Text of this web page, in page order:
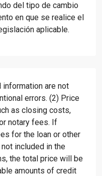
del tipo de cambio
en que se realice el
aplicable.
information are not
errors. (2) Price
as closing costs,
notary fees. If
for the loan or other
included in the
the total price will be
amounts of credit